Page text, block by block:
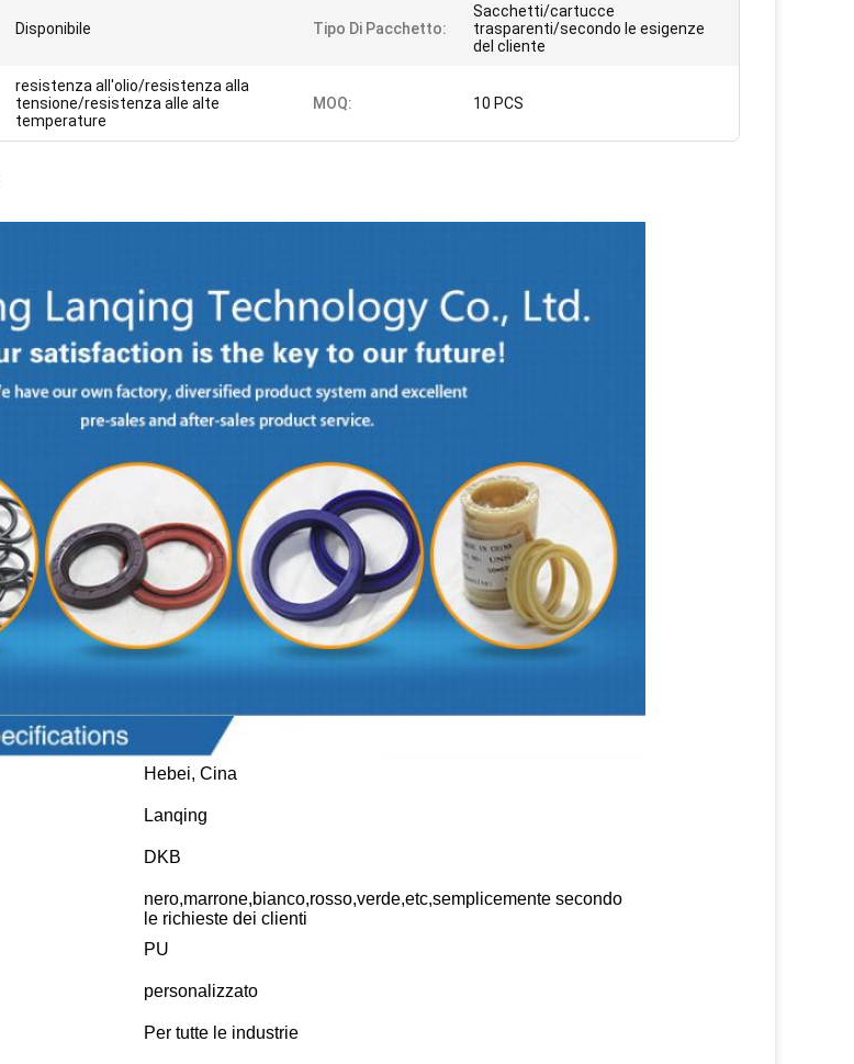
Disponibile Tipo Di Pacchetto:
Sacchetti/cartucce
trasparenti/secondo le esigenze
del cliente
resistenza all'olio/resistenza alla
tensione/resistenza alle alte
temperature
MOQ: 10 PCS
Hebei, Cina
Lanqing
DKB
nero,marrone,bianco,rosso,verde,etc,semplicemente secondo
le richieste dei clienti
PU
personalizzato
Per tutte le industrie